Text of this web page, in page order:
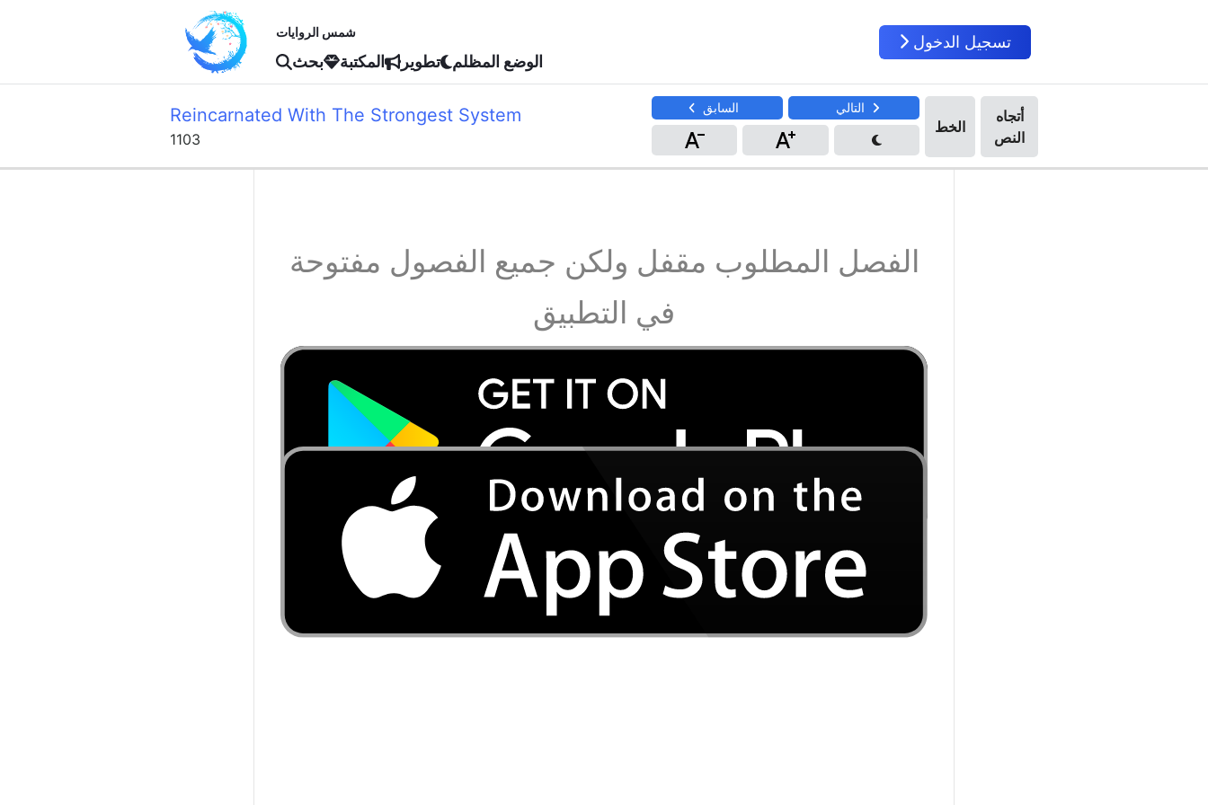
شمس الروايات
بحث المكتبة تطوير الوضع المظلم
تسجيل الدخول
Reincarnated With The Strongest System
1103
السابق التالي
الفصل المطلوب مقفل ولكن جميع الفصول مفتوحة
في التطبيق